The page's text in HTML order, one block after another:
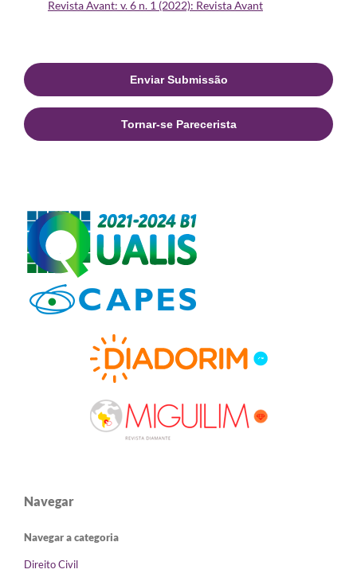
Revista Avant: v. 6 n. 1 (2022): Revista Avant
Enviar Submissão
Tornar-se Parecerista
Navegar
Navegar a categoria
Direito Civil